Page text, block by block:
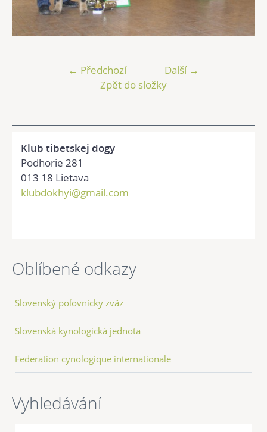
← Předchozí
Další →
Zpět do složky
Klub tibetskej dogy
Podhorie 281
013 18 Lietava
klubdokhyi@gmail.com
Oblíbené odkazy
Slovenský poľovnícky zväz
Slovenská kynologická jednota
Federation cynologique internationale
Vyhledávání